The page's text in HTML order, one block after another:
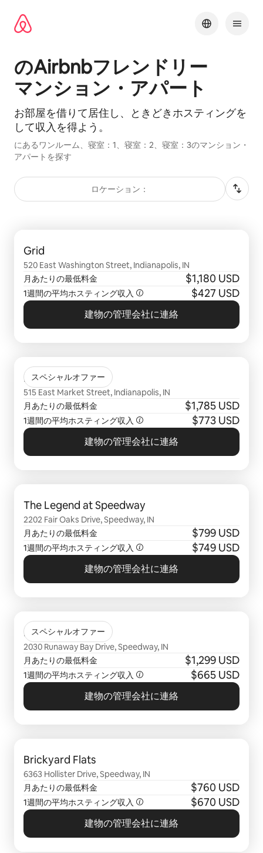
キッ
のAirbnbフ⁠レ⁠ン⁠ド⁠リ⁠ー
マ⁠ン⁠シ⁠ョ⁠ン⁠・ア⁠パ⁠ー⁠ト
お部屋を借⁠り⁠て居⁠住⁠し⁠、ときどきホスティングを
して収⁠入⁠を得⁠よ⁠う。
にあるワンルーム、寝室：1、寝室：2、寝室：3のマンション・
アパートを探す
ロケーション：
Grid
520 East Washington Street, Indianapolis, IN
月あたりの最低料金
$1,180 USD
1週間の平均ホスティング収入 $427 USD
建物の管理会社に連絡
スペシャルオファー
E'Laan
515 East Market Street, Indianapolis, IN
月あたりの最低料金
$1,785 USD
1週間の平均ホスティング収入 $773 USD
建物の管理会社に連絡
The Legend at Speedway
2202 Fair Oaks Drive, Speedway, IN
月あたりの最低料金
$799 USD
1週間の平均ホスティング収入 $749 USD
建物の管理会社に連絡
スペシャルオファー
Runaway Bay
2030 Runaway Bay Drive, Speedway, IN
月あたりの最低料金
$1,299 USD
1週間の平均ホスティング収入 $665 USD
建物の管理会社に連絡
Brickyard Flats
6363 Hollister Drive, Speedway, IN
月あたりの最低料金
$760 USD
1週間の平均ホスティング収入 $670 USD
建物の管理会社に連絡